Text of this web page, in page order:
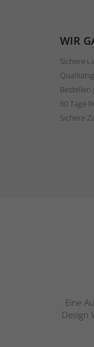
WIR
Sichere
Bestellen
60 Tage
Sichere
Eine
Design